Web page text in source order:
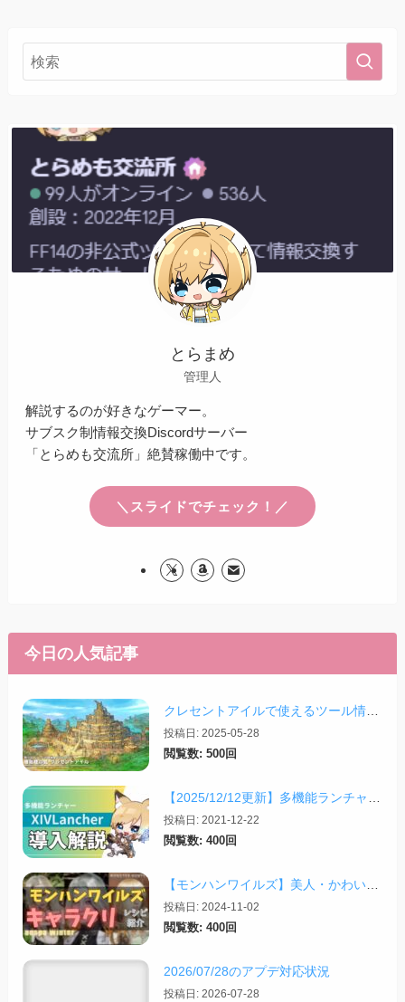
とらまめ
管理人
解説するのが好きなゲーマー。
サブスク制情報交換Discordサーバー
「とらめも交流所」絶賛稼働中です。
＼スライドでチェック！／
今日の人気記事
投稿日: 2025-05-28
閲覧数: 500回
投稿日: 2021-12-22
閲覧数: 400回
【モンハンワイルズ】美人・かわいいキャラクリレシピまとめ＋その他オススメの設定など
投稿日: 2024-11-02
閲覧数: 400回
2026/07/28のアプデ対応状況
投稿日: 2026-07-28